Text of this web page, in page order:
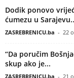
Dodik ponovo
ćumezu u
ZASREBRENICU.ba - 22
“Da poručim
skup ako je...
ZASREBRENICU.ba - 21